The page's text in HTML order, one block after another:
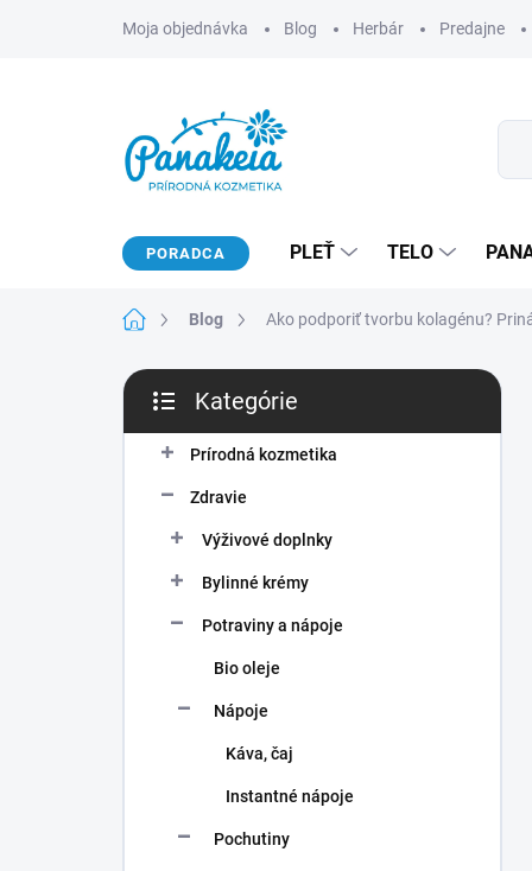
Moja objednávka Blog Herbár Predajne
PORADCA PLEŤ TELO
DomovBlog Ako podporiť tvorbu kolagénu?
B
č
kategórie
Kategórie
Prírodná kozmetika
Zdravie
Výživové doplnky
Bylinné krémy
Potraviny a nápoje
Bio oleje
Nápoje
Káva, čaj
Instantné nápoje
Pochutiny